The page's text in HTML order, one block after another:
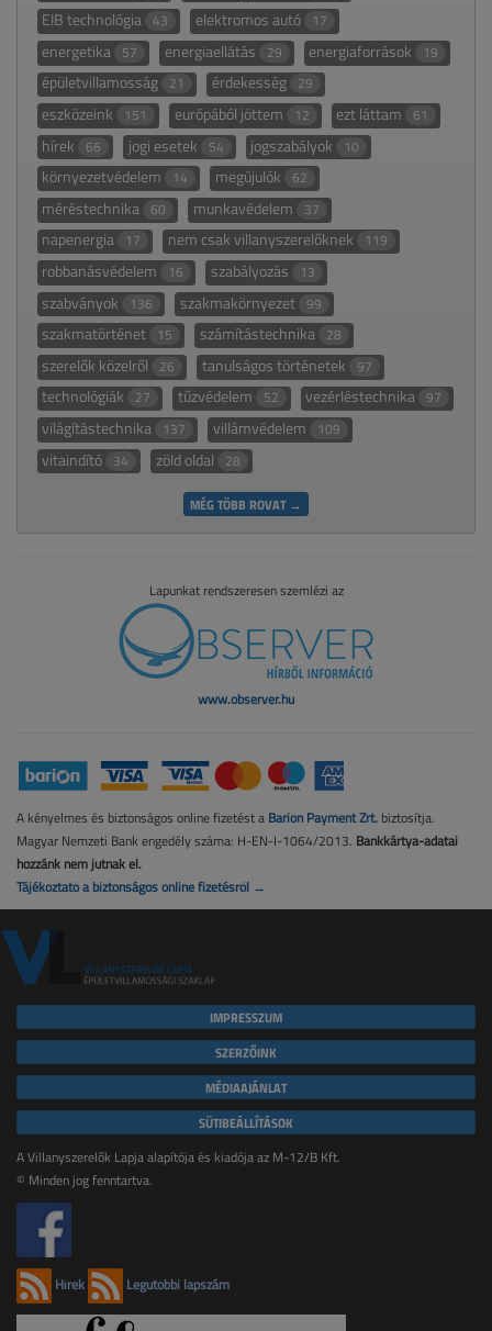
EIB technológia 43 elektromos autó 17
energetika 57 energiaellátás 29 energiaforrások 19
épületvillamosság 21 érdekesség 29
eszközeink 151 európából jöttem 12 ezt láttam 61
hírek 66 jogi esetek 54 jogszabályok 10
környezetvédelem 14 megújulók 62
méréstechnika 60 munkavédelem 37
napenergia 17 nem csak villanyszerelőknek 119
robbanásvédelem 16 szabályozás 13
szabványok 136 szakmakörnyezet 99
szakmatörténet 15 számítástechnika 28
szerelők közelről 26 tanulságos történetek 97
technológiák 27 tűzvédelem 52 vezérléstechnika 97
világítástechnika 137 villámvédelem 109
vitaindító 34 zöld oldal 28
MÉG TÖBB ROVAT →
Lapunkat rendszeresen szemlézi az
www.observer.hu
A kényelmes és biztonságos online fizetést a Barion Payment Zrt. biztosítja.
Magyar Nemzeti Bank engedély száma: H-EN-I-1064/2013. Bankkártya-adatai
hozzánk nem jutnak el.
Tájékoztató a biztonságos online fizetésről →
IMPRESSZUM
SZERZŐINK
MÉDIAAJÁNLAT
SÜTIBEÁLLÍTÁSOK
A Villanyszerelők Lapja alapítója és kiadója az M-12/B Kft.
© Minden jog fenntartva.
Hírek Legutóbbi lapszám